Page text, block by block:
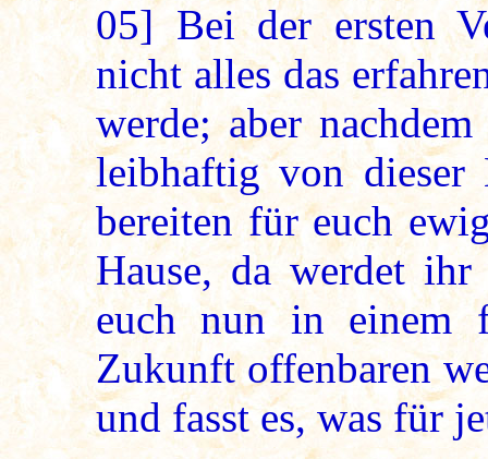
05] Bei der ersten
nicht alles das
werde; aber
leibhaftig von
bereiten für euch
Hause, da werdet
euch nun in
Zukunft offenbaren
und fasst es, was für